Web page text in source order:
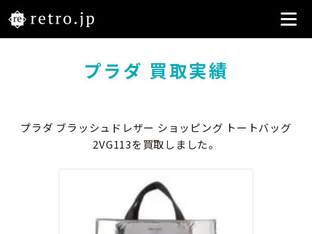
プラダ 買取実績
プラダ ブラッシュドレザー ショッピング トートバッグ
2VG113を買取しました。